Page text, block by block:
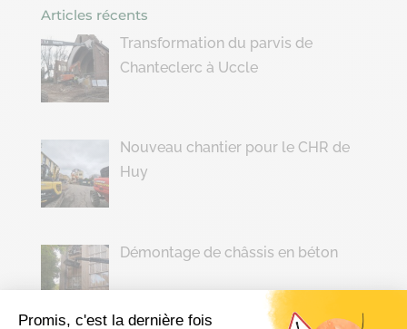
Promis, c'est la dernière fois
Articles récents
Transformation du parvis de
Chanteclerc à Uccle
Nouveau chantier pour le CHR de
Huy
Démontage de châssis en béton